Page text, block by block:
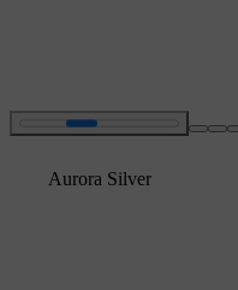
Aurora Silver